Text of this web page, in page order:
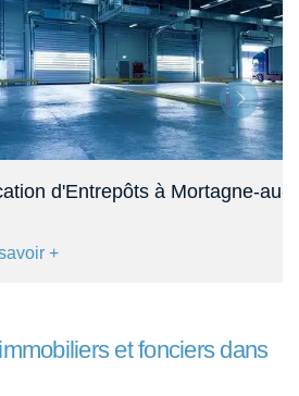
à Mortagne-au-Perche
et fonciers dans